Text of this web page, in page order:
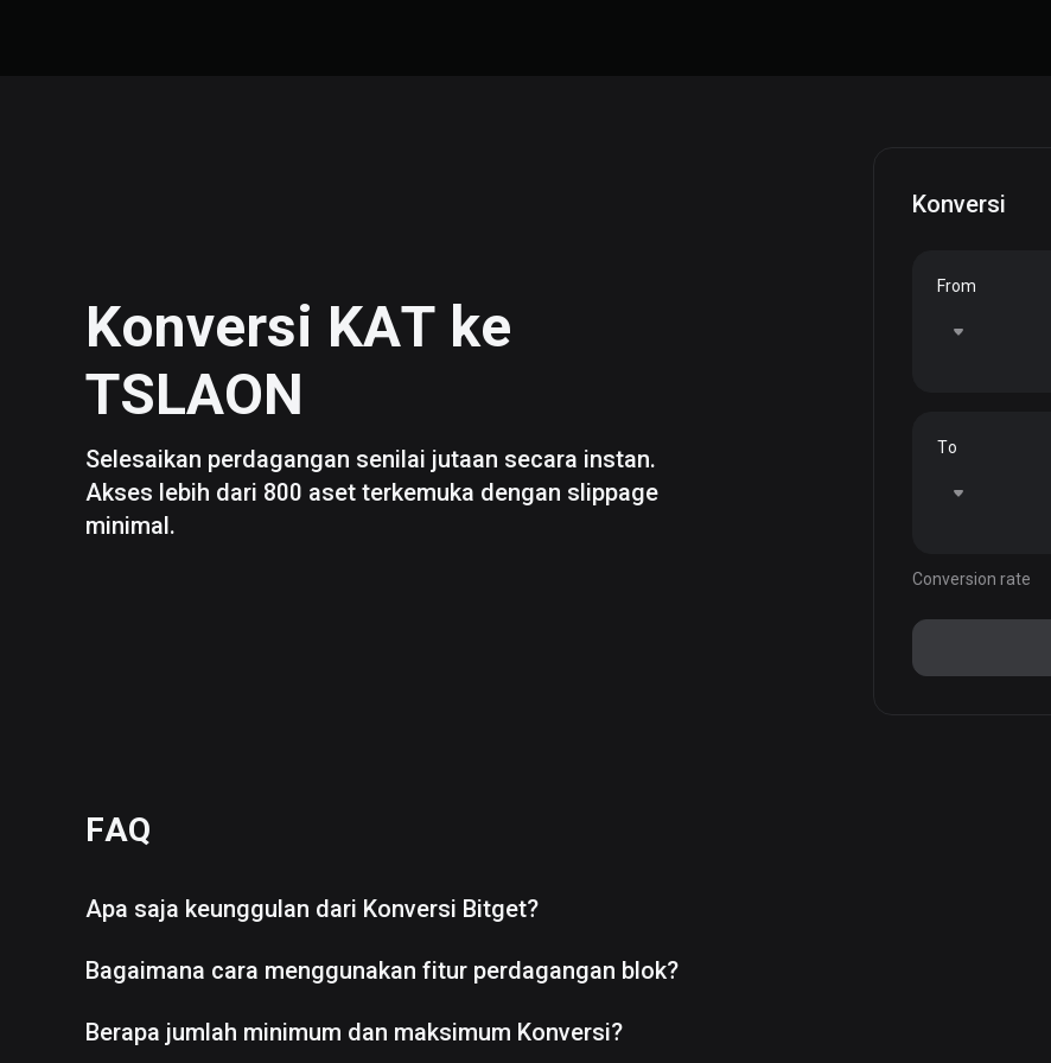
Konversi KAT ke
TSLAON
Selesaikan perdagangan senilai jutaan secara instan.
Akses lebih dari 800 aset terkemuka dengan slippage
minimal.
Konversi
From
To
Conversion rate
FAQ
Apa saja keunggulan dari Konversi Bitget?
Bagaimana cara menggunakan fitur perdagangan blok?
Berapa jumlah minimum dan maksimum Konversi?